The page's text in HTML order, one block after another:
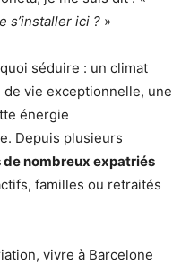
s’installer ici ? »
séduire : un climat
de vie exceptionnelle, une
énergie
Depuis plusieurs
de nombreux expatriés
familles ou retraités
vivre à Barcelone